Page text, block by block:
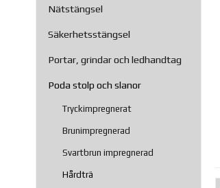
Nätstängsel
Säkerhetsstängsel
Portar, grindar och ledhandtag
Poda stolp och slanor
Tryckimpregnerat
Brunimpregnerad
Svartbrun impregnerad
Hårdträ